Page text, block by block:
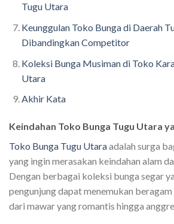
Tugu Utara
Keunggulan Toko Bunga di Daerah
Dibandingkan Competitor
Koleksi Bunga Musiman di Toko
Utara
Akhir Kata
Keindahan Toko Bunga Tugu Utara
Toko Bunga Tugu Utaraadalah surga
yang ingin merasakan keindahan alam
Dengan berbagai koleksi bunga segar
pengunjung dapat menemukan beragam
dari mawar yang romantis hingga